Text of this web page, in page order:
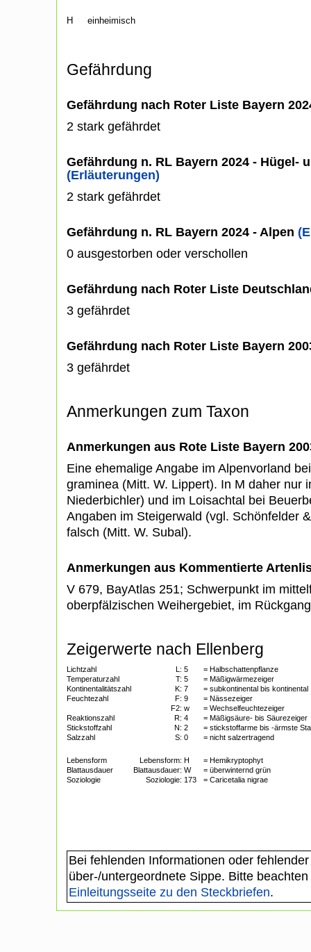
H einheimisch
Gefährdung
Gefährdung nach Roter Liste Bayern
2 stark gefährdet
Gefährdung n. RL Bayern 2024 - Hügel-
(Erläuterungen)
2 stark gefährdet
Gefährdung n. RL Bayern 2024 - Alpen
0 ausgestorben oder verschollen
Gefährdung nach Roter Liste
3 gefährdet
Gefährdung nach Roter Liste Bayern
3 gefährdet
Anmerkungen zum Taxon
Anmerkungen aus Rote Liste Bayern
Eine ehemalige Angabe im Alpenvorland
graminea (Mitt. W. Lippert). In M daher nur
Niederbichler) und im Loisachtal bei
Angaben im Steigerwald (vgl. Schönfelder
falsch (Mitt. W. Subal).
Anmerkungen aus Kommentierte
V 679, BayAtlas 251; Schwerpunkt im
oberpfälzischen Weihergebiet, im
Zeigerwerte nach Ellenberg
Lichtzahl L: 5
= Halbschattenpflanze
Temperaturzahl
T: 5
= Mäßigwärmezeiger
Kontinentalitätszahl
K: 7
= subkontinental bis kontinental
Feuchtezahl
F: 9
= Nässezeiger
F2: w
= Wechselfeuchtezeiger
Reaktionszahl
R: 4
= Mäßigsäure- bis Säurezeiger
Stickstoffzahl
N: 2
= stickstoffarme bis -ärmste
Salzzahl
S: 0 = nicht salzertragend
Lebensform Lebensform: H
= Hemikryptophyt
Blattausdauer
Blattausdauer: W
= überwinternd grün
Soziologie
Soziologie: 173 = Caricetalia nigrae
Bei fehlenden Informationen oder
über-/untergeordnete Sippe. Bitte
Einleitungsseite zu den Steckbriefen.